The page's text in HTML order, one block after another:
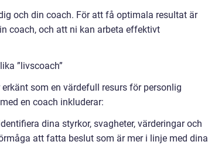
och din coach. För att få optimala resultat är
coach, och att ni kan arbeta effektivt
”livscoach”
som en värdefull resurs för personlig
en coach inkluderar:
dina styrkor, svagheter, värderingar och
att fatta beslut som är mer i linje med dina